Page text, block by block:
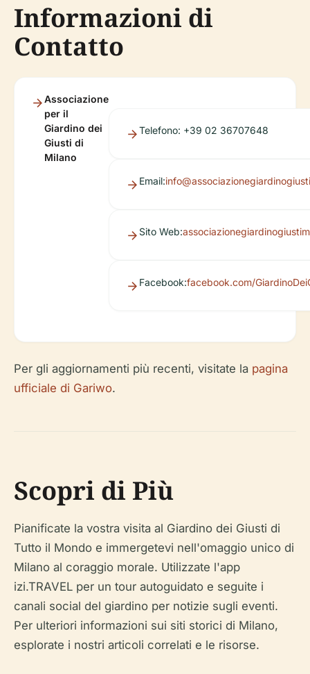
Informazioni di
Contatto
Associazione
per il
Giardino dei
Giusti di
Milano
Telefono: +39 02 36707648
Email:
Sito Web:
Facebook:facebook.com/
Per gli aggiornamenti più recenti, visitate la pagina
ufficiale di Gariwo.
Scopri di Più
Pianificate la vostra visita al Giardino dei Giusti di
Tutto il Mondo e immergetevi nell'omaggio unico di
Milano al coraggio morale. Utilizzate l'app
izi.TRAVEL per un tour autoguidato e seguite i
canali social del giardino per notizie sugli eventi.
Per ulteriori informazioni sui siti storici di Milano,
esplorate i nostri articoli correlati e le risorse.